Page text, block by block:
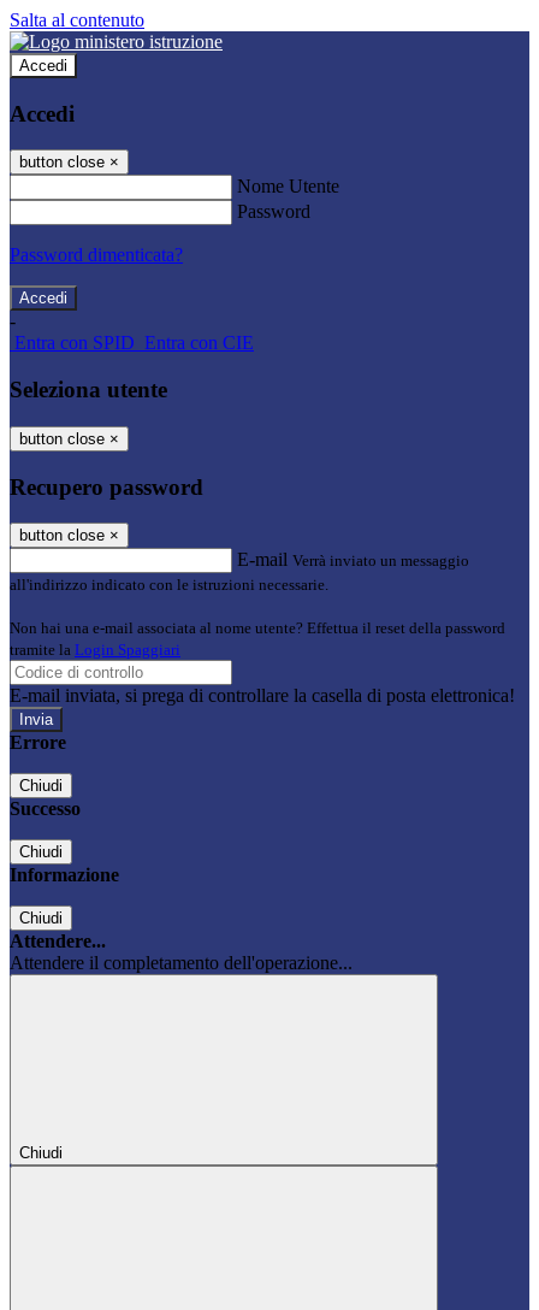
Salta al contenuto
Accedi
Accedi
button close ×
Nome Utente
Password
Password dimenticata?
-
Entra con SPID Entra con CIE
Seleziona utente
button close ×
Recupero password
button close ×
E-mail Verrà inviato un messaggio
all'indirizzo indicato con le istruzioni necessarie.
Non hai una e-mail associata al nome utente? Effettua il reset della password
tramite la Login Spaggiari
E-mail inviata, si prega di controllare la casella di posta elettronica!
Errore
Chiudi
Successo
Chiudi
Informazione
Chiudi
Attendere...
Attendere il completamento dell'operazione...
Chiudi